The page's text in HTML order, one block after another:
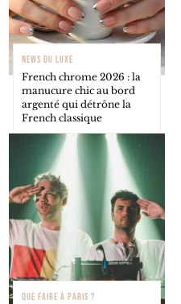
NEWS DU LUXE
French chrome 2026 : la
manucure chic au bord
argenté qui détrône la
French classique
QUE FAIRE À PARIS ?